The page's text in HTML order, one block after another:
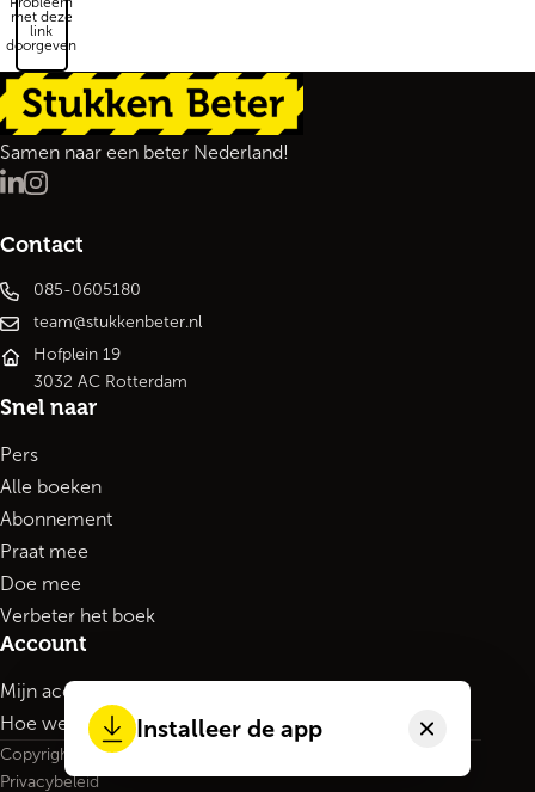
met deze
link
doorgeven
Terug naar de startpagina
Samen naar een beter Nederland!
LinkedIn
Instagram
Contact
085-0605180
team@stukkenbeter.nl
Hofplein 19
3032 AC Rotterdam
Snel naar
Pers
Alle boeken
Abonnement
Praat mee
Doe mee
Verbeter het boek
Account
Mijn account
Hoe werkt het?
Copyright 2026
Privacybeleid
Installeer de app